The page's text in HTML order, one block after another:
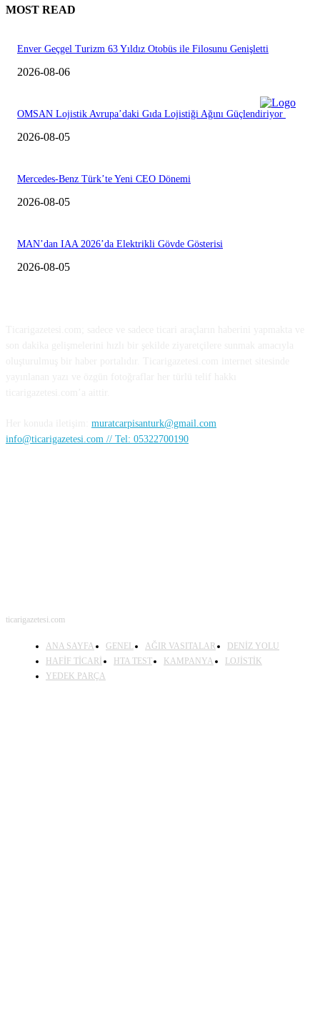
MOST READ
Enver Geçgel Turizm 63 Yıldız Otobüs ile Filosunu Genişletti
2026-08-06
OMSAN Lojistik Avrupa’daki Gıda Lojistiği Ağını Güçlendiriyor
2026-08-05
Mercedes-Benz Türk’te Yeni CEO Dönemi
2026-08-05
MAN’dan IAA 2026’da Elektrikli Gövde Gösterisi
2026-08-05
muratcarpisanturk@gmail.com
info@ticarigazetesi.com // Tel: 05322700190
ticarigazetesi.com
ANA SAYFA GENEL AĞIR VASITALAR
DENİZ YOLU
HAFİF TİCARİ
HTA TEST KAMPANYA
LOJİSTİK
YEDEK PARÇA